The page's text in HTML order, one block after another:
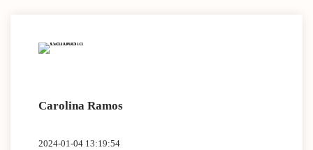
Carolina Ramos
2024-01-04 13:19:54